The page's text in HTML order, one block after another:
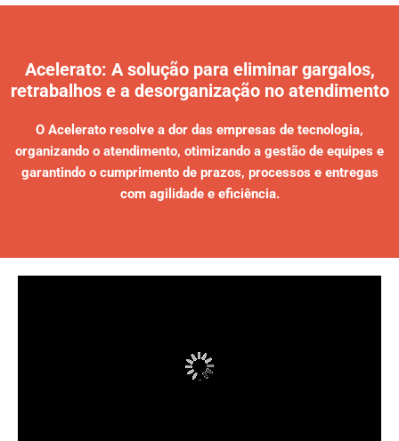
Acelerato: A solução para eliminar gargalos,
retrabalhos e a desorganização no atendimento
O Acelerato resolve a dor das empresas de tecnologia,
organizando o atendimento, otimizando a gestão de equipes e
garantindo o cumprimento de prazos, processos e entregas
com agilidade e eficiência.